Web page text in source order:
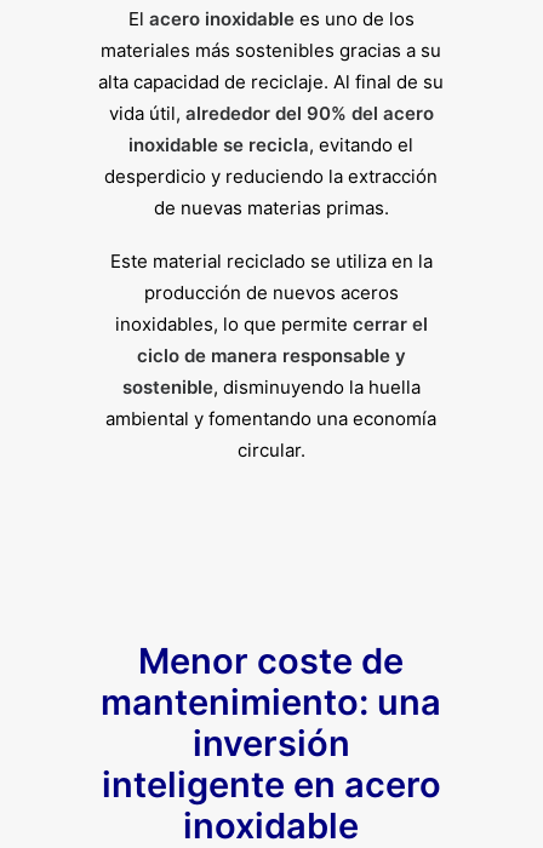
El acero inoxidablees uno de los
materiales más sostenibles gracias a su
alta capacidad de reciclaje. Al final de su
vida útil, alrededor del 90% del acero
inoxidable se recicla, evitando el
desperdicio y reduciendo la extracción
de nuevas materias primas.
Este material reciclado se utiliza en la
producción de nuevos aceros
inoxidables, lo que permite cerrar el
ciclo de manera responsable y
sostenible, disminuyendo la huella
ambiental y fomentando una economía
circular.
Menor coste de
mantenimiento: una
inversión
inteligente en acero
inoxidable